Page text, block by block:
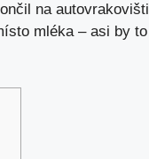
na autovrakovišti
mléka – asi by to